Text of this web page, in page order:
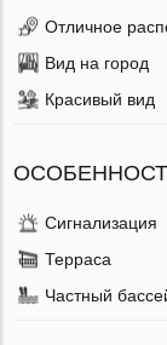
Отличное
Вид на город
Красивый вид
Сигнализация
Терраса
Частный